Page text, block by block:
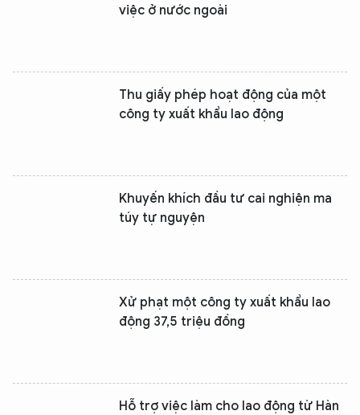
việc ở nước ngoài
Thu giấy phép hoạt động của một
công ty xuất khẩu lao động
Khuyến khích đầu tư cai nghiện ma
túy tự nguyện
Xử phạt một công ty xuất khẩu lao
động 37,5 triệu đồng
Hỗ trợ việc làm cho lao động từ Hàn